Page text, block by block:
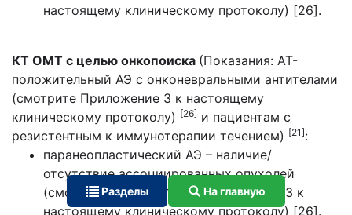
настоящему клиническому протоколу) [26].
КТ ОМТ с целью онкопоиска (Показания: АТ-
положительный АЭ с онконевральными антителами
(смотрите Приложение 3 к настоящему
клиническому протоколу) [26] и пациентам с
резистентным к иммунотерапии течением) [21]:
паранеопластический АЭ – наличие/
отсутствие ассоциированных опухолей
(смотрите таблицу 1, 2 и Приложение 3 к
настоящему клиническому протоколу) [26].
Разделы На главную